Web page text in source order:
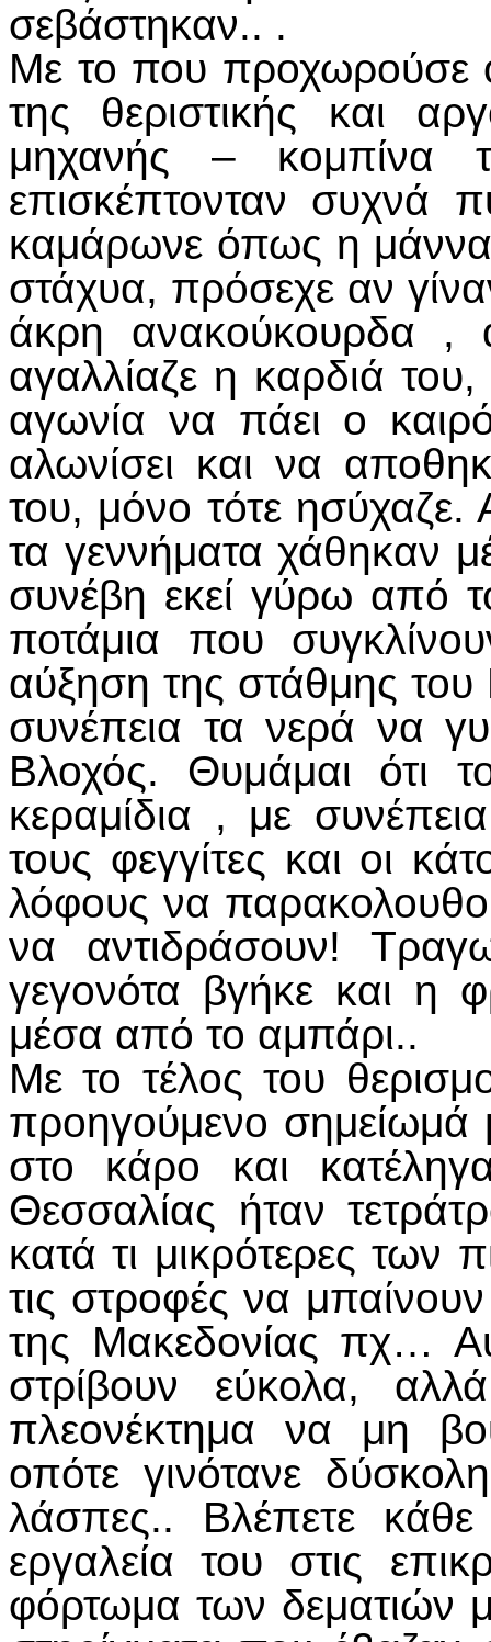
σεβάστηκαν.. .
Με το που προχωρούσε
της θεριστικής και
μηχανής – κομπίνα
επισκέπτονταν συχνά
καμάρωνε όπως η
στάχυα, πρόσεχε αν
άκρη ανακούκουρδα ,
αγαλλίαζε η καρδιά
αγωνία να πάει ο
αλωνίσει και να
του, μόνο τότε
τα γεννήματα χάθηκαν
συνέβη εκεί γύρω από
ποτάμια που
αύξηση της στάθμης
συνέπεια τα νερά να
Βλοχός. Θυμάμαι ότι
κεραμίδια , με
τους φεγγίτες και οι
λόφους να
να αντιδράσουν!
γεγονότα βγήκε και η
μέσα από το αμπάρι..
Με το τέλος του
προηγούμενο σημείωμά
στο κάρο και
Θεσσαλίας ήταν
κατά τι μικρότερες
τις στροφές να
της Μακεδονίας πχ…
στρίβουν εύκολα,
πλεονέκτημα να μη
οπότε γινότανε
λάσπες.. Βλέπετε
εργαλεία του στις
φόρτωμα των δεματιών